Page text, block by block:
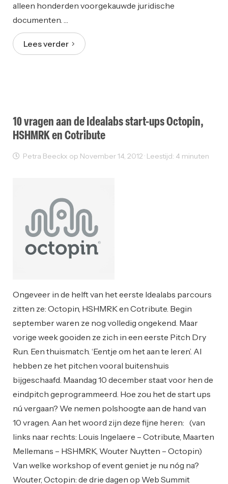
alleen honderden voorgekauwde juridische
documenten. …
Lees verder
10 vragen aan de Idealabs start-ups Octopin,
HSHMRK en Cotribute
Petra Beeckx op November 14, 2012 · Leestijd: 4 minuten
Ongeveer in de helft van het eerste Idealabs parcours
zitten ze: Octopin, HSHMRK en Cotribute. Begin
september waren ze nog volledig ongekend. Maar
vorige week gooiden ze zich in een eerste Pitch Dry
Run. Een thuismatch. ‘Eentje om het aan te leren’. Al
hebben ze het pitchen vooral buitenshuis
bijgeschaafd. Maandag 10 december staat voor hen de
eindpitch geprogrammeerd. Hoe zou het de start ups
nú vergaan? We nemen polshoogte aan de hand van
10 vragen. Aan het woord zijn deze fijne heren: (van
links naar rechts: Louis Ingelaere – Cotribute, Maarten
Mellemans – HSHMRK, Wouter Nuytten – Octopin)
Van welke workshop of event geniet je nu nóg na?
Wouter, Octopin: de drie dagen op Web Summit